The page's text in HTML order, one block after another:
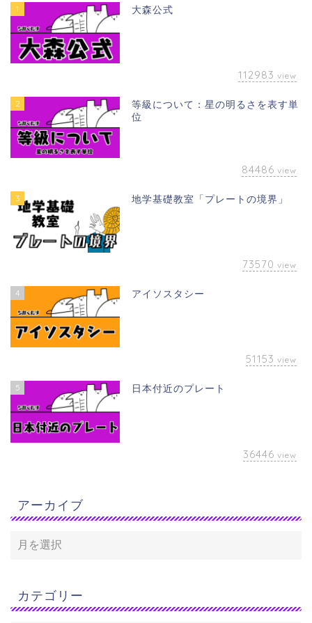
1 大森公式
112983 view
2
等級について：星の明るさを表す単
位
84486 view
3 地学基礎教室「プレートの境界」
73570 view
4 アイソスタシー
51153 view
5 日本付近のプレート
36446 view
アーカイブ
カテゴリー